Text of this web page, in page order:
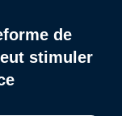
de
stimuler